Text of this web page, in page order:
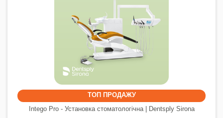
ТОП ПРОДАЖУ
Intego Pro - Установка стоматологічна | Dentsply Sirona